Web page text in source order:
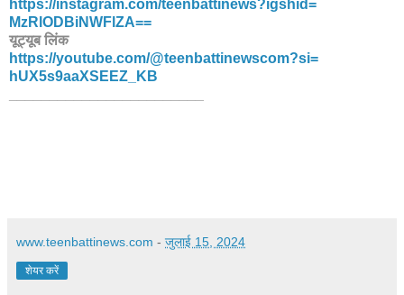
https://instagram.com/teenbattinews?igshid=
MzRlODBiNWFlZA==
यूट्यूब लिंक
https://youtube.com/@teenbattinewscom?si=
hUX5s9aaXSEEZ_KB
www.teenbattinews.com - जुलाई 15, 2024
शेयर करें